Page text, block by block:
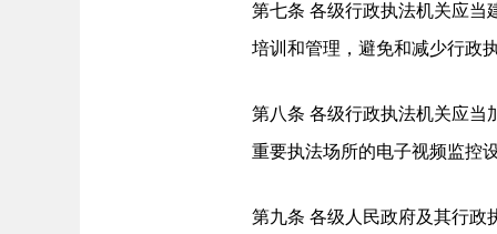
第七条 各级行政执法机关应当
培训和管理，避免和减少行政
第八条 各级行政执法机关应当
重要执法场所的电子视频监控
第九条 各级人民政府及其行政